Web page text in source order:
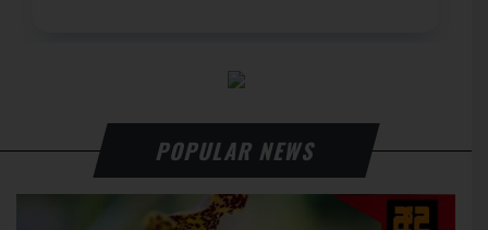
POPULAR NEWS